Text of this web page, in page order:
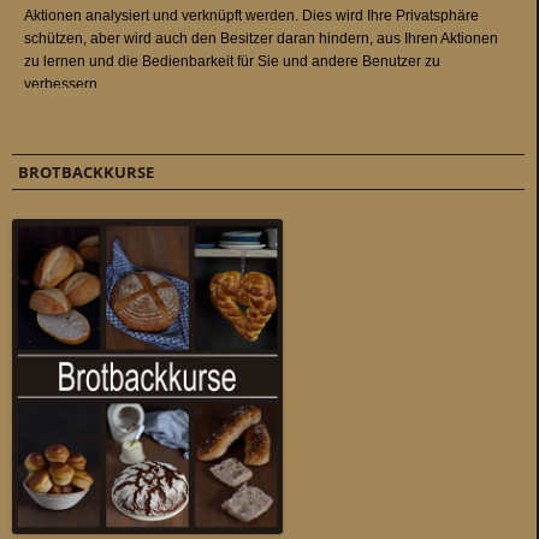
BROTBACKKURSE